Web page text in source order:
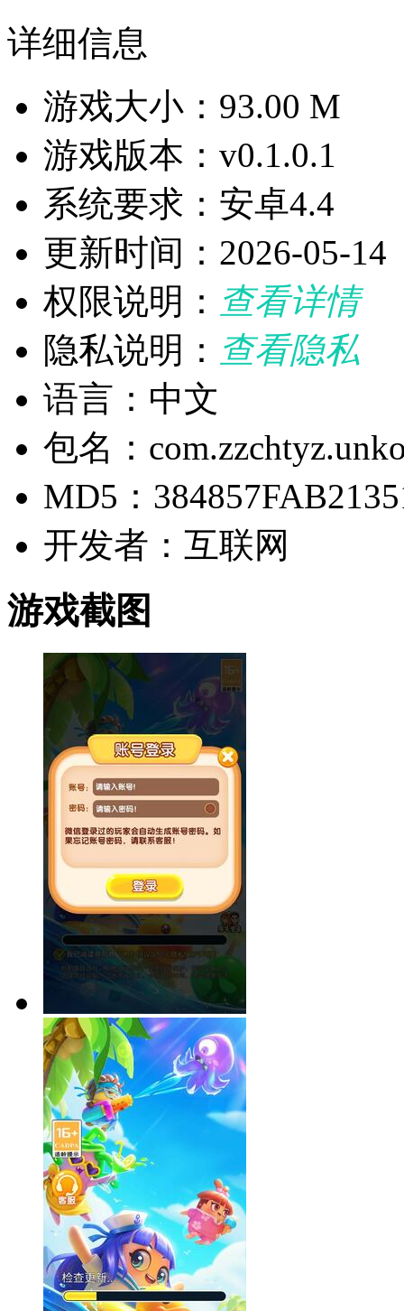
详细信息
游戏大小：93.00 M
游戏版本：v0.1.0.1
系统要求：安卓4.4
更新时间：2026-05-14
权限说明： 查看详情
隐私说明： 查看隐私
语言：中文
包名：
MD5：
开发者：互联网
游戏截图